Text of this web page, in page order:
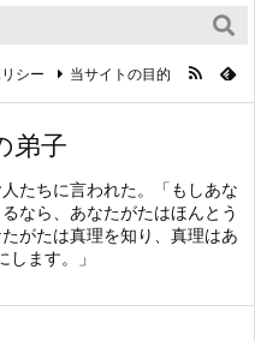
弟子
たちに言われた。「もしあな
なら、あなたがたはほんとう
がたは真理を知り、真理はあ
します。」
シー 当サイトの目的